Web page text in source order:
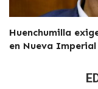
Huenchumilla
en Nueva Imperial